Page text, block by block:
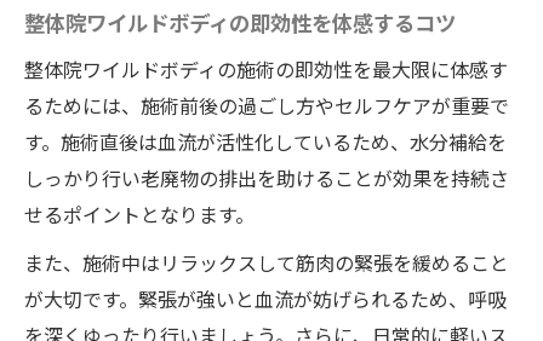
整体院ワイルドボディの即効性を体感するコツ
整体院ワイルドボディの施術の即効性を最大限に体感す
るためには、施術前後の過ごし方やセルフケアが重要で
す。施術直後は血流が活性化しているため、水分補給を
しっかり行い老廃物の排出を助けることが効果を持続さ
せるポイントとなります。
また、施術中はリラックスして筋肉の緊張を緩めること
が大切です。緊張が強いと血流が妨げられるため、呼吸
を深くゆったり行いましょう。さらに、日常的に軽いス